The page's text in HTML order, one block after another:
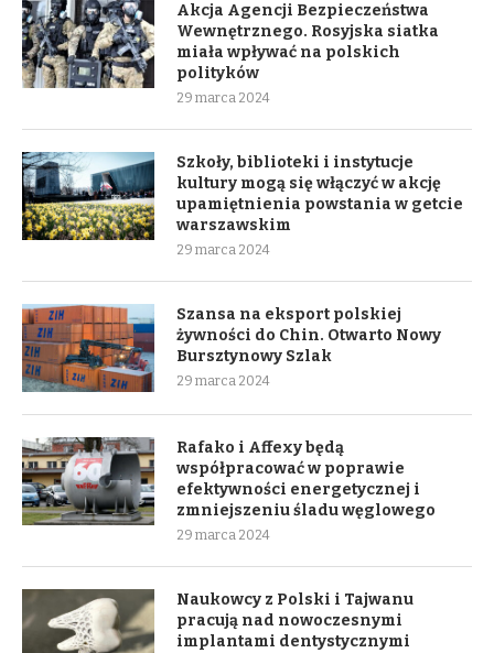
Akcja Agencji Bezpieczeństwa
Wewnętrznego. Rosyjska siatka
miała wpływać na polskich
polityków
29 marca 2024
Szkoły, biblioteki i instytucje
kultury mogą się włączyć w akcję
upamiętnienia powstania w getcie
warszawskim
29 marca 2024
Szansa na eksport polskiej
żywności do Chin. Otwarto Nowy
Bursztynowy Szlak
29 marca 2024
Rafako i Affexy będą
współpracować w poprawie
efektywności energetycznej i
zmniejszeniu śladu węglowego
29 marca 2024
Naukowcy z Polski i Tajwanu
pracują nad nowoczesnymi
implantami dentystycznymi